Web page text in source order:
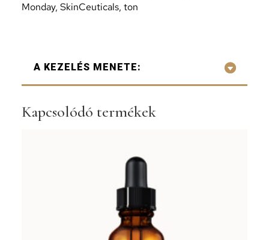
Monday, SkinCeuticals, ton
A KEZELÉS MENETE:
Kapcsolódó termékek